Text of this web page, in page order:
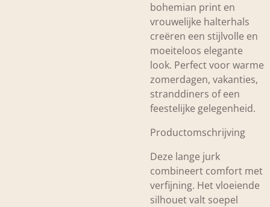
bohemian print en
vrouwelijke halterhals
creëren een stijlvolle en
moeiteloos elegante
look. Perfect voor warme
zomerdagen, vakanties,
stranddiners of een
feestelijke gelegenheid.
Productomschrijving
Deze lange jurk
combineert comfort met
verfijning. Het vloeiende
silhouet valt soepel